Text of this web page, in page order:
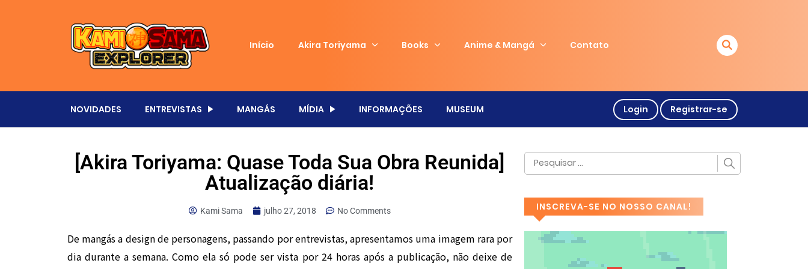
Início Akira Toriyama Books Anime & Mangá Contato
NOVIDADES ENTREVISTAS MANGÁS MÍDIA INFORMAÇÕES MUSEUM Login Registrar-se
[Akira Toriyama: Quase Toda Sua Obra Reunida]
Atualização diária!
Kami Sama julho 27, 2018 No Comments
De mangás a design de personagens, passando por entrevistas, apresentamos uma imagem rara por
dia durante a semana. Como ela só pode ser vista por 24 horas após a publicação, não deixe de
INSCREVA-SE NO NOSSO CANAL!